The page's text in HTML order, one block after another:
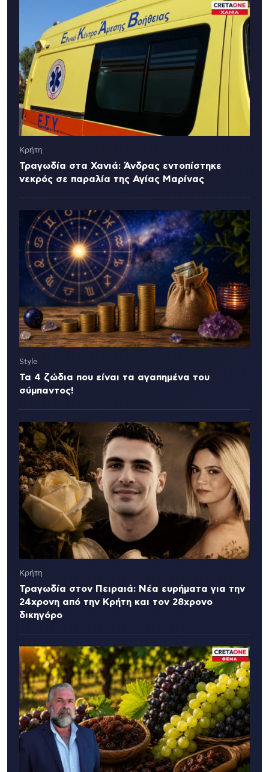
Κρήτη
Τραγωδία στα Χανιά: Άνδρας εντοπίστηκε
νεκρός σε παραλία της Αγίας Μαρίνας
Style
Τα 4 ζώδια που είναι τα αγαπημένα του
σύμπαντος!
Κρήτη
Τραγωδία στον Πειραιά: Νέα ευρήματα για την
24χρονη από την Κρήτη και τον 28χρονο
δικηγόρο